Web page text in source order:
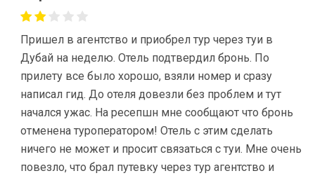
Пришел в агентство и приобрел тур через туи в
Дубай на неделю. Отель подтвердил бронь. По
прилету все было хорошо, взяли номер и сразу
написал гид. До отеля довезли без проблем и тут
начался ужас. На ресепшн мне сообщают что бронь
отменена туроператором! Отель с этим сделать
ничего не может и просит связаться с туи. Мне очень
повезло, что брал путевку через тур агентство и